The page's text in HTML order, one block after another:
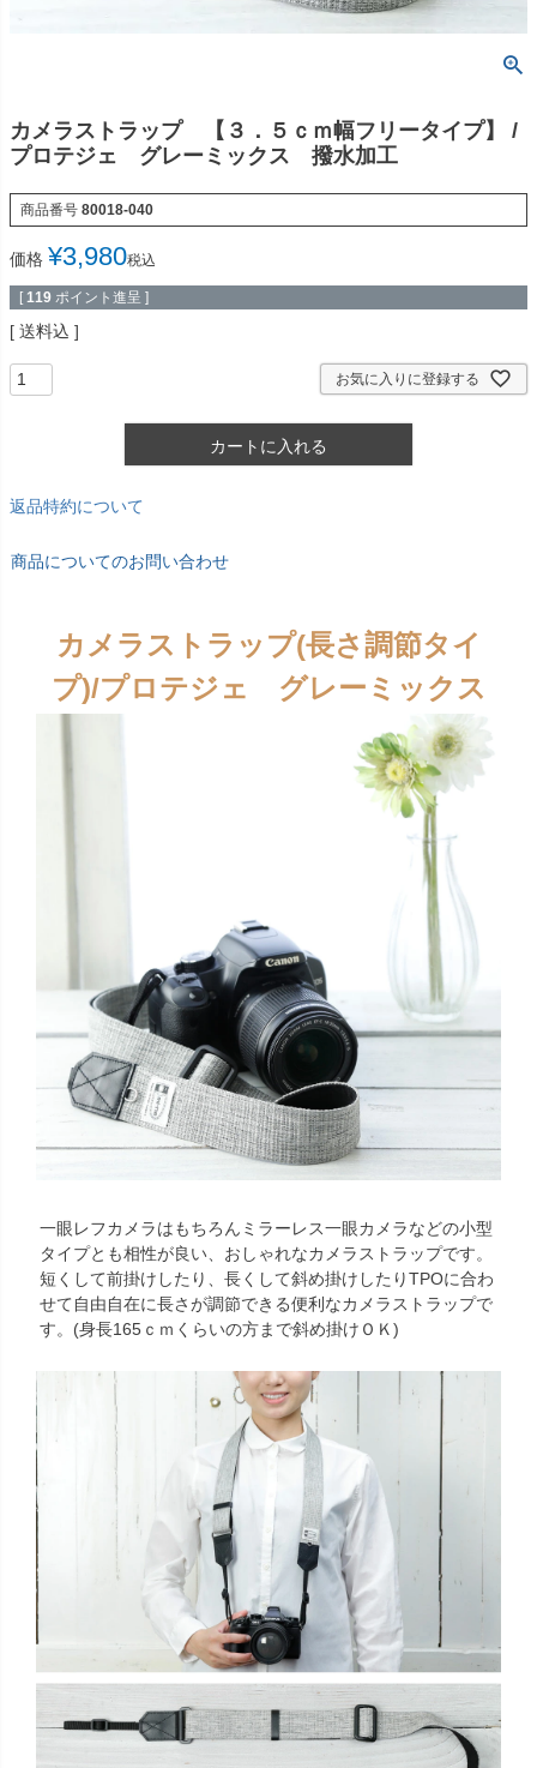
カメラストラップ 【３．５ｃｍ幅フリータイプ】 /
プロテジェ グレーミックス 撥水加工
商品番号 80018-040
価格 ¥3,980税込
[ 119 ポイント進呈 ]
送料込
お気に入りに登録する
カートに入れる
返品特約について
商品についてのお問い合わせ
カメラストラップ(長さ調節タイ
プ)/プロテジェ グレーミックス
一眼レフカメラはもちろんミラーレス一眼カメラなどの小型
タイプとも相性が良い、おしゃれなカメラストラップです。
短くして前掛けしたり、長くして斜め掛けしたりTPOに合わ
せて自由自在に長さが調節できる便利なカメラストラップで
す。(身長165ｃｍくらいの方まで斜め掛けＯＫ)